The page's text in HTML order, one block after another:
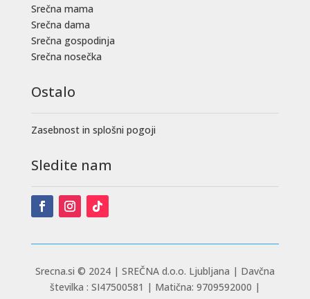
Srečna mama
Srečna dama
Srečna gospodinja
Srečna nosečka
Ostalo
Zasebnost in splošni pogoji
Sledite nam
Srecna.si © 2024 | SREČNA d.o.o. Ljubljana | Davčna
številka : SI47500581 | Matična: 9709592000 |